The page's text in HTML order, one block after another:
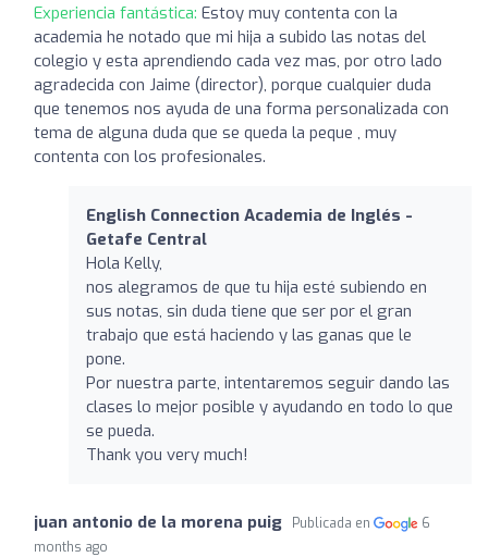
Experiencia fantástica: Estoy muy contenta con la
academia he notado que mi hija a subido las notas del
colegio y esta aprendiendo cada vez mas, por otro lado
agradecida con Jaime (director), porque cualquier duda
que tenemos nos ayuda de una forma personalizada con
tema de alguna duda que se queda la peque , muy
contenta con los profesionales.
English Connection Academia de Inglés -
Getafe Central
Hola Kelly,
nos alegramos de que tu hija esté subiendo en
sus notas, sin duda tiene que ser por el gran
trabajo que está haciendo y las ganas que le
pone.
Por nuestra parte, intentaremos seguir dando las
clases lo mejor posible y ayudando en todo lo que
se pueda.
Thank you very much!
juan antonio de la morena puig Publicada en
6
months ago